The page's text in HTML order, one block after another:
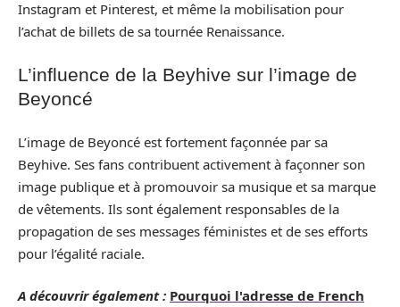
Instagram et Pinterest, et même la mobilisation pour
l’achat de billets de sa tournée Renaissance.
L’influence de la Beyhive sur l’image de
Beyoncé
L’image de Beyoncé est fortement façonnée par sa
Beyhive. Ses fans contribuent activement à façonner son
image publique et à promouvoir sa musique et sa marque
de vêtements. Ils sont également responsables de la
propagation de ses messages féministes et de ses efforts
pour l’égalité raciale.
A découvrir également : Pourquoi l'adresse de French